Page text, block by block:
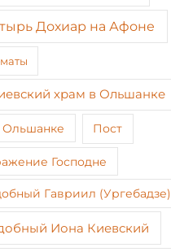
Дохиар на Афоне
храм в Ольшанке
Ольшанке Пост
Господне
Гавриил (Ургебадзе)
Иона Киевский